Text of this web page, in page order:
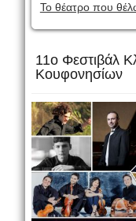
Το θέατρο που
11ο Φεστιβάλ
Κουφονησίων